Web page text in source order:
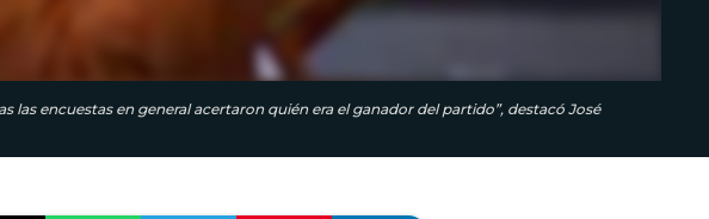
las encuestas en general acertaron quién era el ganador del partido”, destacó José